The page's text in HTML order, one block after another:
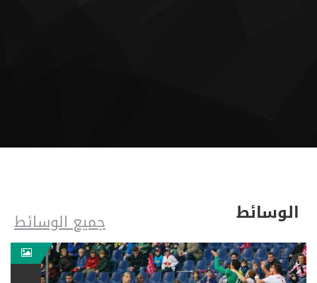
الوسائط جميع الوسائط